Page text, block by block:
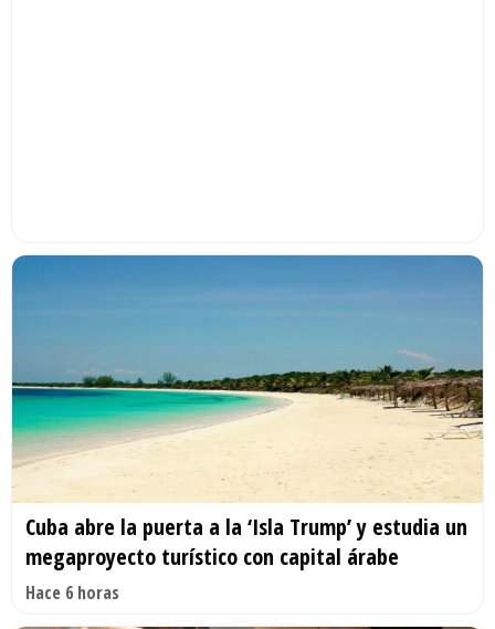
Cuba abre la puerta a la ‘Isla Trump’ y estudia un
megaproyecto turístico con capital árabe
Hace 6 horas